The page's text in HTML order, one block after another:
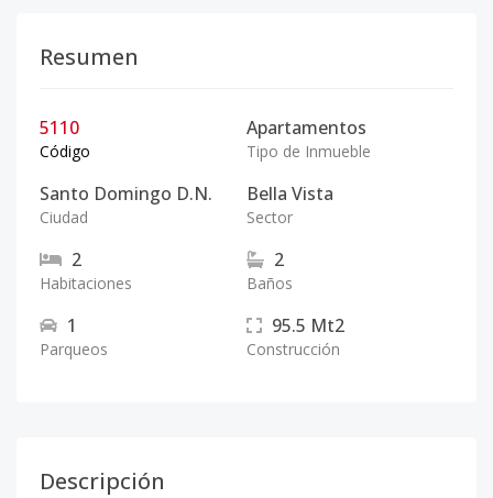
Resumen
5110
Código
Apartamentos
Tipo de Inmueble
Santo Domingo D.N.
Ciudad
Bella Vista
Sector
2
Habitaciones
2
Baños
1
Parqueos
95.5 Mt2
Construcción
Descripción